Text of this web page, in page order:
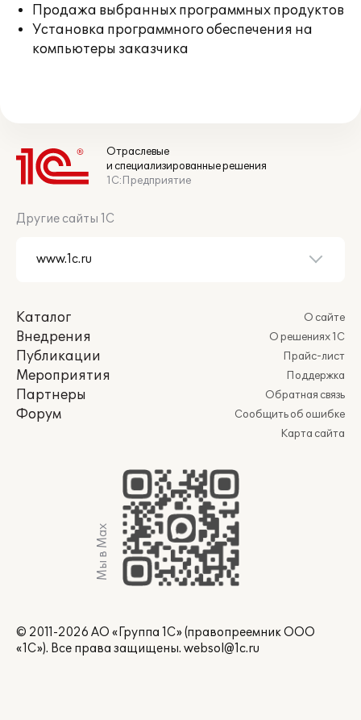
Продажа выбранных программных продуктов
Установка программного обеспечения на
компьютеры заказчика
Отраслевые
и специализированные решения
1С:Предприятие
Другие сайты 1С
Каталог
Внедрения
Публикации
Мероприятия
Партнеры
Форум
О сайте
О решениях 1С
Прайс-лист
Поддержка
Обратная связь
Сообщить об ошибке
Карта сайта
Мы в Max
© 2011-2026 АО «Группа 1С» (правопреемник ООО
«1С»). Все права защищены. websol@1c.ru